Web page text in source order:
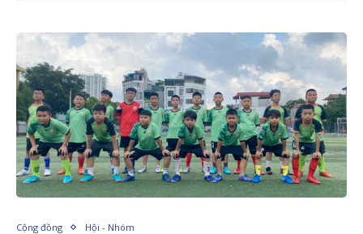
Cộng đồng Hội - Nhóm